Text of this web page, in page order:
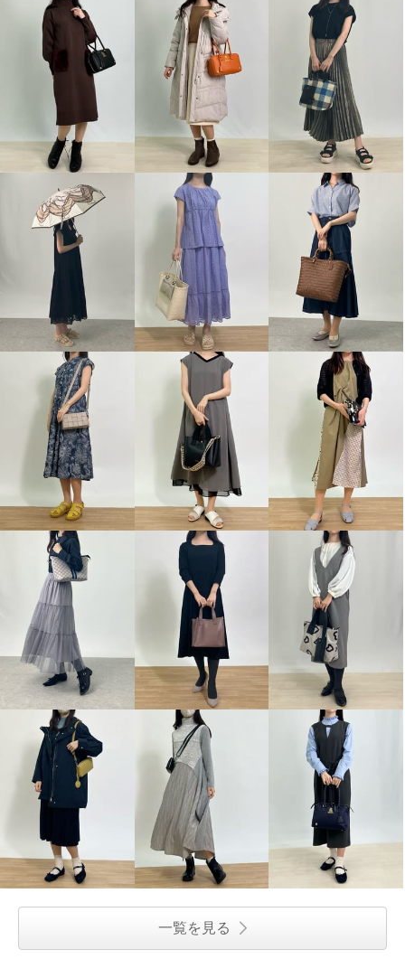
一覧を見る